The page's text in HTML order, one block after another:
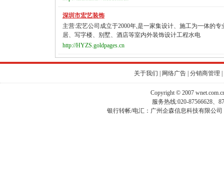
深圳市宏艺装饰
主营:宏艺公司成立于2000年,是一家集设计、施工为一体的
居、写字楼、别墅、酒店等室内外装饰设计工程水电
http://HYZS.goldpages.cn
关于我们 网络广告 分销商管理
Copyright © 2007
服务热线:020-87566628、
银行转帐/电汇：广州企森信息科技有限公